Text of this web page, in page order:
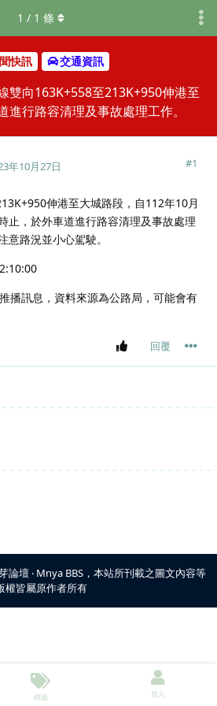
快訊 交通資訊
雙向163K+558至213K+950伸港至
進行路容清理及事故處理工作。
1 / 1 條
年10月27日 #1
伸港至大城路段，自112年10月
止，於外車道進行路容清理及事故處理
意路況並小心駕駛。
播訊息，資料來源為公路局，可能會有
回覆
論壇 ‧ Mnya BBS，本站所刊載之圖文內容等
權皆屬原作者所有
標籤 登入